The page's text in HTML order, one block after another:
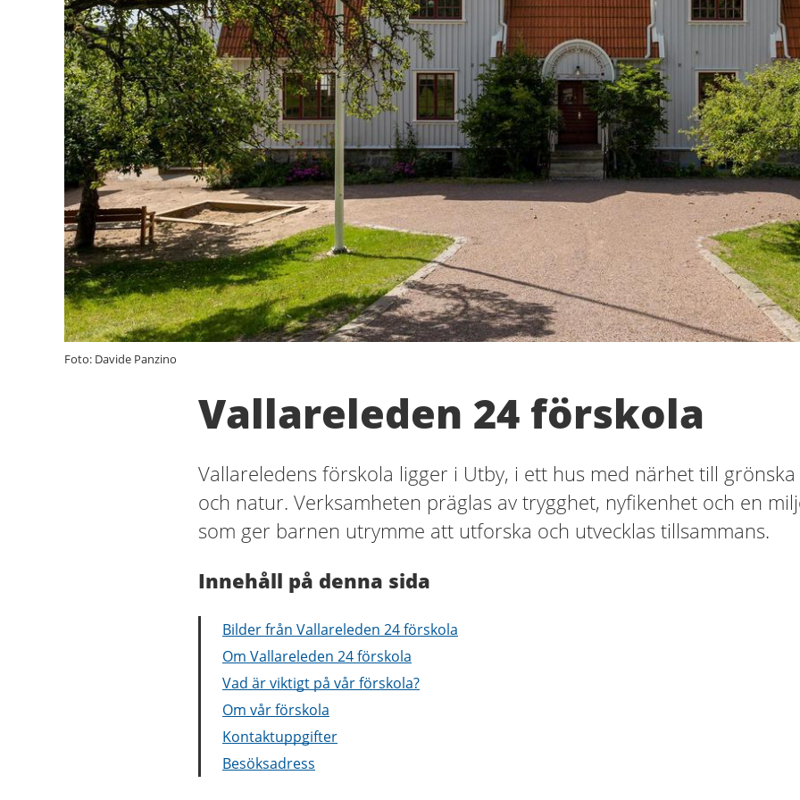
Foto: Davide Panzino
Vallareleden 24 förskola
Vallareledens förskola ligger i Utby, i ett hus med närhet till grönska
och natur. Verksamheten präglas av trygghet, nyfikenhet och en
som ger barnen utrymme att utforska och utvecklas tillsammans.
Innehåll på denna sida
Bilder från Vallareleden 24 förskola
Om Vallareleden 24 förskola
Vad är viktigt på vår förskola?
Om vår förskola
Kontaktuppgifter
Besöksadress